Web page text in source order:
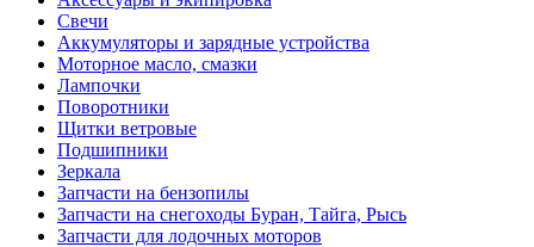
Свечи
Аккумуляторы и зарядные устройства
Моторное масло, смазки
Лампочки
Поворотники
Щитки ветровые
Подшипники
Зеркала
Запчасти на бензопилы
Запчасти на снегоходы Буран, Тайга, Рысь
Запчасти для лодочных моторов